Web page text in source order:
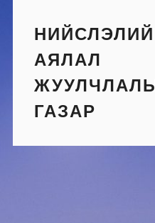
content
АЯЛАЛ
ГАЗАР